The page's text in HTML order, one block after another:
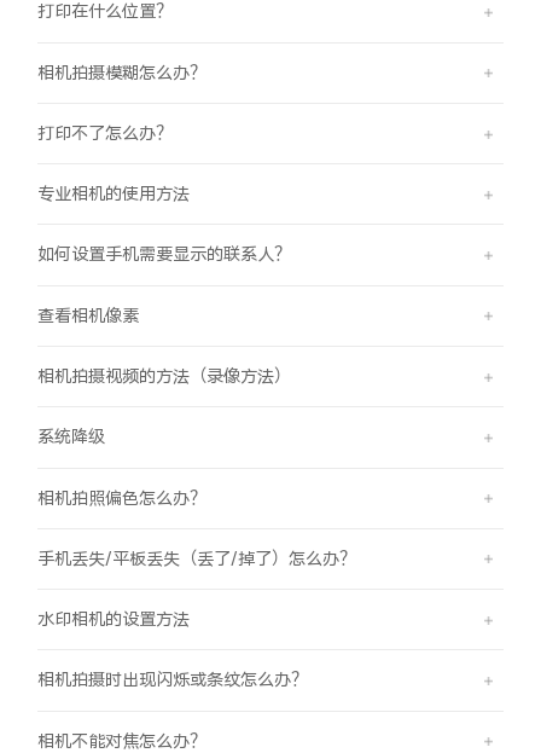
打印在什么位置？
相机拍摄模糊怎么办？
打印不了怎么办？
专业相机的使用方法
如何设置手机需要显示的联系人？
查看相机像素
相机拍摄视频的方法（录像方法）
系统降级
相机拍照偏色怎么办？
手机丢失/平板丢失（丢了/掉了）怎么办？
水印相机的设置方法
相机拍摄时出现闪烁或条纹怎么办？
相机不能对焦怎么办？